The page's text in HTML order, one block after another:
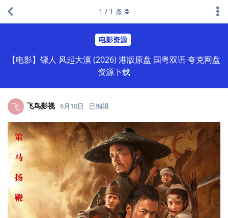
电影资源
【电影】镖人 风起大漠 (2026) 港版原盘 国粤双语 夸克网盘
资源下载
1 / 1 条
飞 飞鸟影视 6月10日 已编辑